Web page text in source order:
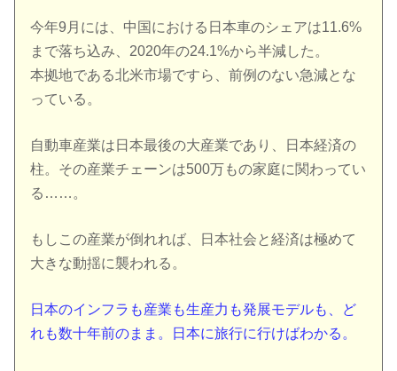
今年9月には、中国における日本車のシェアは11.6%
まで落ち込み、2020年の24.1%から半減した。
本拠地である北米市場ですら、前例のない急減とな
っている。
自動車産業は日本最後の大産業であり、日本経済の
柱。その産業チェーンは500万もの家庭に関わってい
る……。
もしこの産業が倒れれば、日本社会と経済は極めて
大きな動揺に襲われる。
日本のインフラも産業も生産力も発展モデルも、ど
れも数十年前のまま。日本に旅行に行けばわかる。